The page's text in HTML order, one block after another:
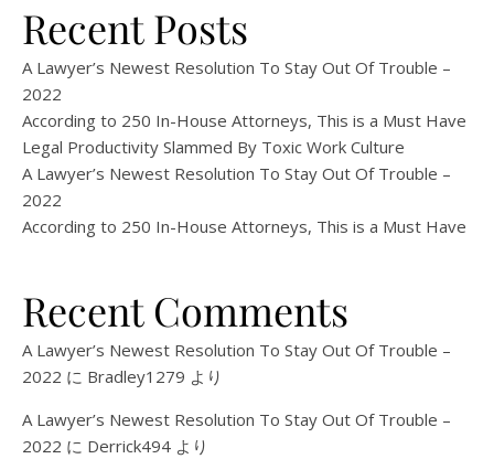
Recent Posts
A Lawyer’s Newest Resolution To Stay Out Of Trouble –
2022
According to 250 In-House Attorneys, This is a Must Have
Legal Productivity Slammed By Toxic Work Culture
A Lawyer’s Newest Resolution To Stay Out Of Trouble –
2022
According to 250 In-House Attorneys, This is a Must Have
Recent Comments
A Lawyer’s Newest Resolution To Stay Out Of Trouble –
2022 に Bradley1279 より
A Lawyer’s Newest Resolution To Stay Out Of Trouble –
2022 に Derrick494 より